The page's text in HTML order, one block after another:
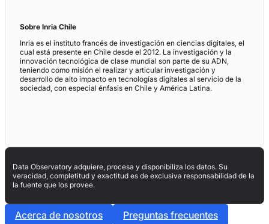
Sobre Inria Chile
Inria es el instituto francés de investigación en ciencias digitales, el
cual está presente en Chile desde el 2012. La investigación y la
innovación tecnológica de clase mundial son parte de su ADN,
teniendo como misión el realizar y articular investigación y
desarrollo de alto impacto en tecnologías digitales al servicio de la
sociedad, con especial énfasis en Chile y América Latina.
Data Observatory adquiere, procesa y disponibiliza los datos. Su
veracidad, completitud y exactitud es de exclusiva responsabilidad de la
la fuente que los provee.
Acerca de nosotros
Preguntas frecuentes